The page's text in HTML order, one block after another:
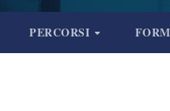
PERCORSI